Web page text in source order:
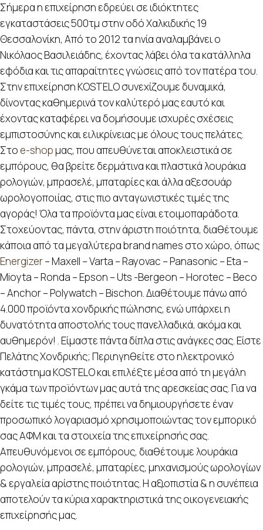
Σήμερα η επιχείρηση εδρεύει σε ιδιόκτητες
εγκαταστάσεις 500τμ στην οδό Χαλκιδικής 19
Θεσσαλονίκη, Από το 2012 τα ηνία αναλαμβάνει ο
Νικόλαος Βασιλειάδης, έχοντας λάβει όλα τα κατάλληλα
εφόδια και τις απαραίτητες γνώσεις από τον πατέρα του.
Στην επιχείρηση KOSTELO συνεχίζουμε δυναμικά,
δίνοντας καθημερινά τον καλύτερό μας εαυτό και
έχοντας καταφέρει να δομήσουμε ισχυρές σχέσεις
εμπιστοσύνης και ειλικρίνειας με όλους τους πελάτες.
Στο e-shopμας, που απευθύνεται αποκλειστικά σε
εμπόρους, θα βρείτε δερμάτινα και πλαστικά λουράκια
ρολογιών, μπρασελέ, μπαταρίες και άλλα αξεσουάρ
ωρολογοποιίας, στις πιο ανταγωνιστικές τιμές της
αγοράς! Όλα τα προϊόντα μας είναι ετοιμοπαράδοτα.
Στοχεύοντας, πάντα, στην άριστη ποιότητα, διαθέτουμε
κάποια από τα μεγαλύτερα brand names στο χώρο, όπως
Energizer– Maxell – Varta – Rayovac – Panasonic – Eta –
Mioyta – Ronda – Epson – Uts -Bergeon – Horotec – Beco
– Anchor – Polywatch – Bischon. Διαθέτουμε πάνω από
4.000 προϊόντα χονδρικής πώλησης, ενώ υπάρχει η
δυνατότητα αποστολής τους πανελλαδικά, ακόμα και
αυθημερόν! . Είμαστε πάντα δίπλα στις ανάγκες σας. Είστε
Πελάτης Χονδρικής; Περιηγηθείτε στο ηλεκτρονικό
κατάστημα KOSTELO και επιλέξτε μέσα από τη μεγάλη
γκάμα των προϊόντων μας αυτά της αρεσκείας σας. Για να
δείτε τις τιμές τους, πρέπει να δημιουργήσετε έναν
προσωπικό λογαριασμό χρησιμοποιώντας τον εμπορικό
σας ΑΦΜ και τα στοιχεία της επιχείρησής σας.
Απευθυνόμενοι σε εμπόρους, διαθέτουμε λουράκια
ρολογιών, μπρασελέ, μπαταρίες, μηχανισμούς ωρολογίων
& εργαλεία αρίστης ποιότητας. Η αξιοπιστία & η συνέπεια
αποτελούν τα κύρια χαρακτηριστικά της οικογενειακής
επιχείρησής μας.